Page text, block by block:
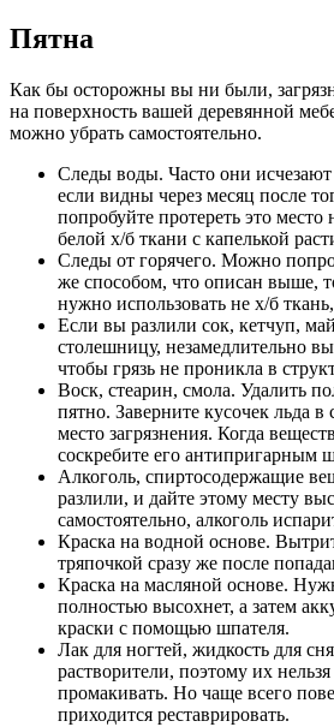
Пятна
Как бы осторожны вы ни были,
на поверхность вашей деревянной
можно убрать самостоятельно.
Следы воды. Часто они
если видны через месяц после
попробуйте протереть это
белой х/б ткани с капелькой
Следы от горячего. Можно
же способом, что описан выше,
нужно использовать не х/б
Если вы разлили сок, кетчуп,
столешницу, незамедлительно
чтобы грязь не проникла в
Воск, стеарин, смола. Удалить
пятно. Заверните кусочек льда в
место загрязнения. Когда
соскребите его антипригарным
Алкоголь, спиртосодержащие
разлили, и дайте этому месту
самостоятельно, алкоголь
Краска на водной основе.
тряпочкой сразу же после
Краска на масляной основе.
полностью высохнет, а затем
краски с помощью шпателя.
Лак для ногтей, жидкость для
растворители, поэтому их
промакивать. Но чаще всего
приходится реставрировать.